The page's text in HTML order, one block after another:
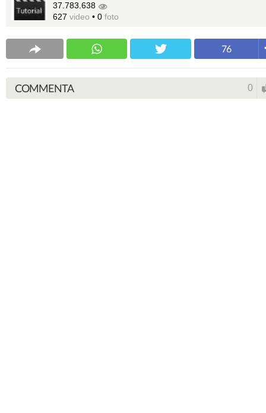
37.783.638
627 video • 0 foto
76
COMMENTA 0